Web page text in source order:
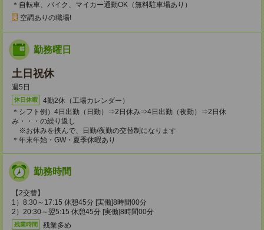
＊自転車、バイク、マイカー通勤OK（無料駐車場あり）
空調ありの職場!
勤務曜日
土日祝休
週5日
休日休暇
4勤2休（工場カレンダー）
＊シフト例）4日出勤（日勤）⇒2日休み⇒4日出勤（夜勤）⇒2日休
み・・・の繰り返し
※お休みを挟んで、日勤/夜勤の交替制になります
＊年末年始・GW・夏季休暇あり
勤務時間
【2交替】
1）8:30～17:15 休憩45分 [実働]8時間00分
2）20:30～翌5:15 休憩45分 [実働]8時間00分
残業時間 残業多め